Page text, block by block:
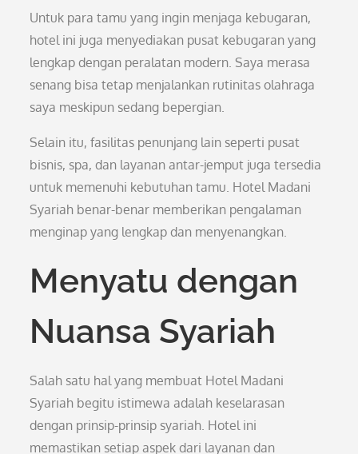
Untuk para tamu yang ingin menjaga kebugaran,
hotel ini juga menyediakan pusat kebugaran yang
lengkap dengan peralatan modern. Saya merasa
senang bisa tetap menjalankan rutinitas olahraga
saya meskipun sedang bepergian.
Selain itu, fasilitas penunjang lain seperti pusat
bisnis, spa, dan layanan antar-jemput juga tersedia
untuk memenuhi kebutuhan tamu. Hotel Madani
Syariah benar-benar memberikan pengalaman
menginap yang lengkap dan menyenangkan.
Menyatu dengan
Nuansa Syariah
Salah satu hal yang membuat Hotel Madani
Syariah begitu istimewa adalah keselarasan
dengan prinsip-prinsip syariah. Hotel ini
memastikan setiap aspek dari layanan dan